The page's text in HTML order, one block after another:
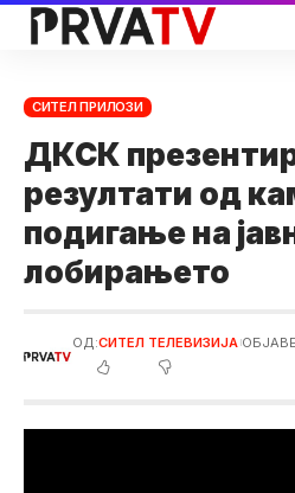
СИТЕЛ ПРИЛОЗИ
ДКСК
резултати од
подигање на
лобирањето
ОД:СИТЕЛ ТЕЛЕВИЗИЈА